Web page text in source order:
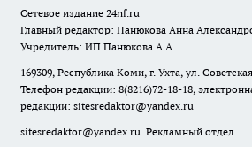
Сетевое издание 24nf.ru
Главный редактор: Панюкова Анна
Учредитель: ИП Панюкова А.А.
169309, Республика Коми, г. Ухта, ул.
Телефон редакции: 8(8216)72-18-18,
редакции: sitesredaktor@yandex.ru
sitesredaktor@yandex.ru Рекламный отдел